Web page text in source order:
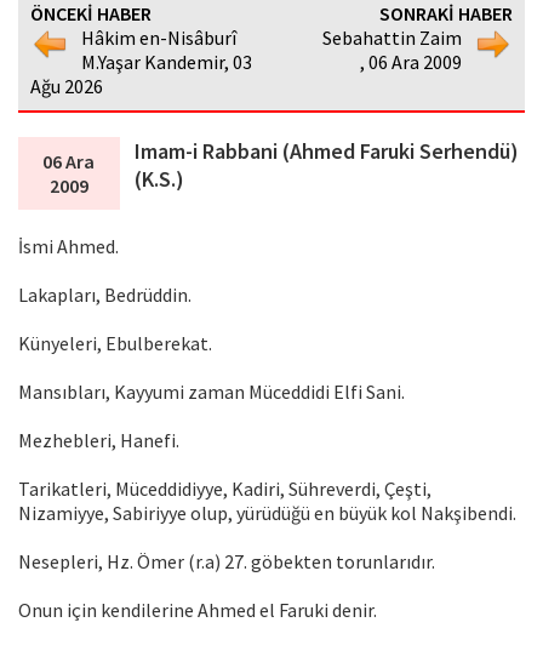
ÖNCEKİ HABER
Hâkim en-Nisâburî
M.Yaşar Kandemir, 03
Ağu 2026
SONRAKİ HABER
Sebahattin Zaim
, 06 Ara 2009
06 Ara
2009
Imam-i Rabbani (Ahmed Faruki Serhendü)
(K.S.)
İsmi Ahmed.
Lakapları, Bedrüddin.
Künyeleri, Ebulberekat.
Mansıbları, Kayyumi zaman Müceddidi Elfi Sani.
Mezhebleri, Hanefi.
Tarikatleri, Müceddidiyye, Kadiri, Sühreverdi, Çeşti,
Nizamiyye, Sabiriyye olup, yürüdüğü en büyük kol Nakşibendi.
Nesepleri, Hz. Ömer (r.a) 27. göbekten torunlarıdır.
Onun için kendilerine Ahmed el Faruki denir.